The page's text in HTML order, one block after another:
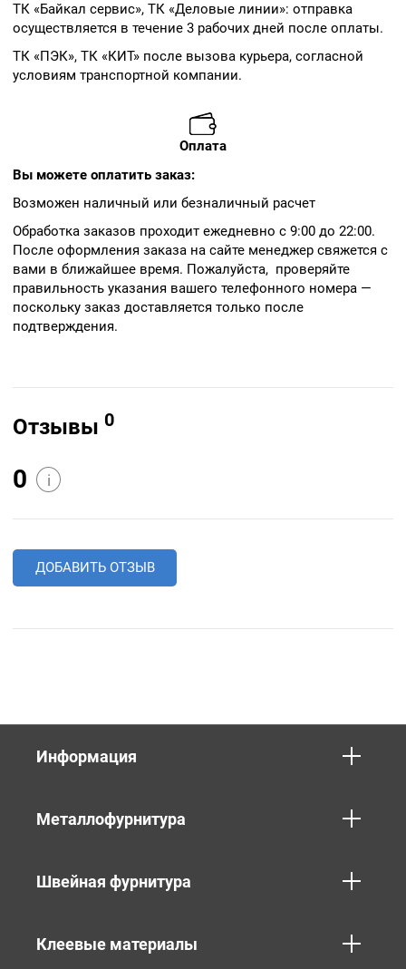
ТК «Байкал сервис», ТК «Деловые линии»: отправка
осуществляется в течение 3 рабочих дней после оплаты.
ТК «ПЭК», ТК «КИТ» после вызова курьера, согласной
условиям транспортной компании.
Оплата
Вы можете оплатить заказ:
Возможен наличный или безналичный расчет
Обработка заказов проходит ежедневно с 9:00 до 22:00.
После оформления заказа на сайте менеджер свяжется с
вами в ближайшее время. Пожалуйста, проверяйте
правильность указания вашего телефонного номера —
поскольку заказ доставляется только после
подтверждения.
Отзывы 0
0 i
ДОБАВИТЬ ОТЗЫВ
Информация
Металлофурнитура
Швейная фурнитура
Клеевые материалы